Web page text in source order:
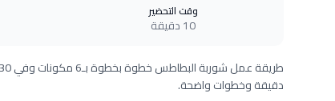
وقت التحضير
10 دقيقة
دقيقة وخطوات واضحة.